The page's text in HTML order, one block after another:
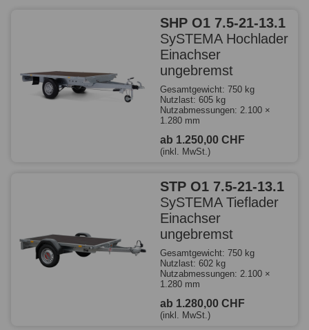
SHP O1 7.5-21-13.1
SySTEMA Hochlader
Einachser
ungebremst
Gesamtgewicht: 750 kg
Nutzlast: 605 kg
Nutzabmessungen: 2.100 ×
1.280 mm
ab 1.250,00 CHF
(inkl. MwSt.)
STP O1 7.5-21-13.1
SySTEMA Tieflader
Einachser
ungebremst
Gesamtgewicht: 750 kg
Nutzlast: 602 kg
Nutzabmessungen: 2.100 ×
1.280 mm
ab 1.280,00 CHF
(inkl. MwSt.)